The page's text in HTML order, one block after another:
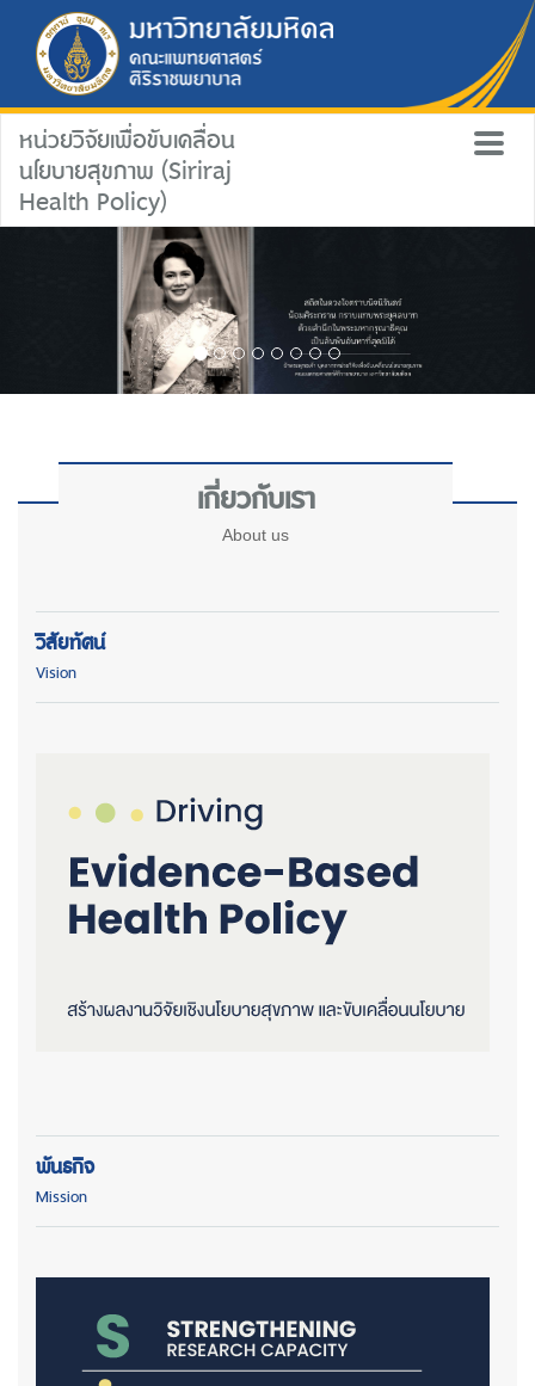
หน่วยวิจัยเพื่อขับเคลื่อน
นโยบายสุขภาพ (Siriraj
Health Policy)
เกี่ยวกับเรา
About us
วิสัยทัศน์
Vision
พันธกิจ
Mission